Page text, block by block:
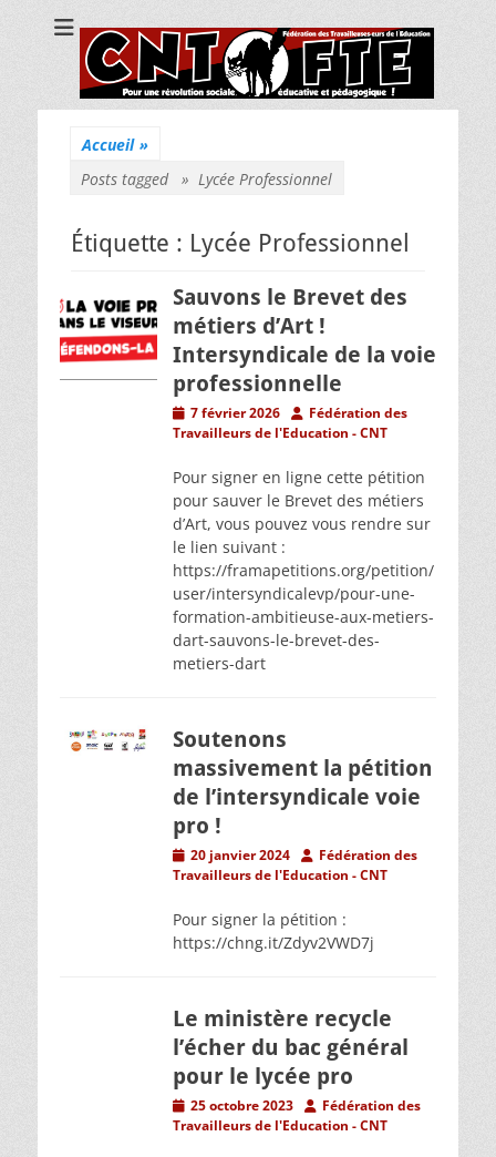
CNT Fédération
des
Travailleuses/eurs
Pour une révolution sociale, éducative et pédagogique !
Accueil »
Posts tagged » Lycée Professionnel
Étiquette : Lycée Professionnel
Sauvons le Brevet des
métiers d’Art !
Intersyndicale de la voie
professionnelle
Posted
on
7 février 2026 AuthorFédération des
Travailleurs de l'Education - CNT
Pour signer en ligne cette pétition
pour sauver le Brevet des métiers
d’Art, vous pouvez vous rendre sur
le lien suivant :
https://framapetitions.org/petition/
user/intersyndicalevp/pour-une-
formation-ambitieuse-aux-metiers-
dart-sauvons-le-brevet-des-
metiers-dart
Soutenons
massivement la pétition
de l’intersyndicale voie
pro !
Posted
on
20 janvier 2024 AuthorFédération des
Travailleurs de l'Education - CNT
Pour signer la pétition :
https://chng.it/Zdyv2VWD7j
Le ministère recycle
l’écher du bac général
pour le lycée pro
Posted
on
25 octobre 2023 AuthorFédération des
Travailleurs de l'Education - CNT